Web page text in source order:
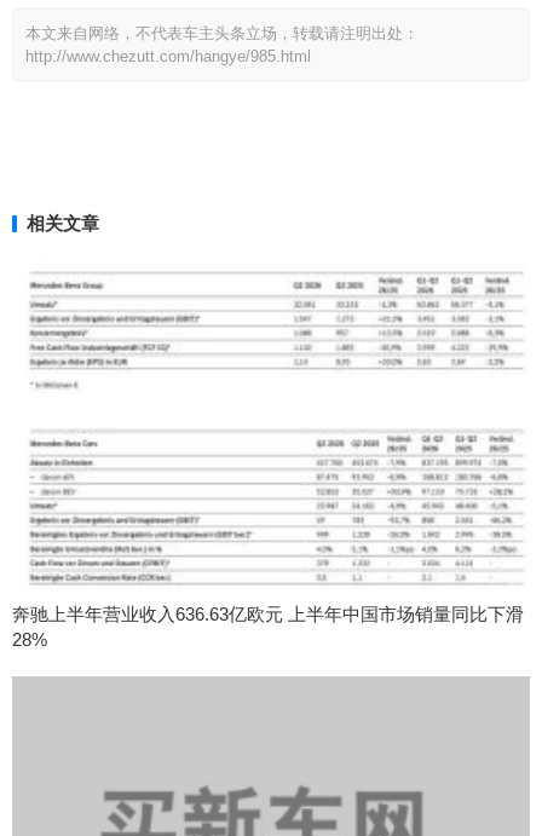
本文来自网络，不代表车主头条立场，转载请注明出处：
http://www.chezutt.com/hangye/985.html
相关文章
奔驰上半年营业收入636.63亿欧元 上半年中国市场销量同比下滑
28%